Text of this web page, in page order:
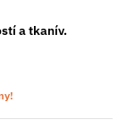
a tkanív.